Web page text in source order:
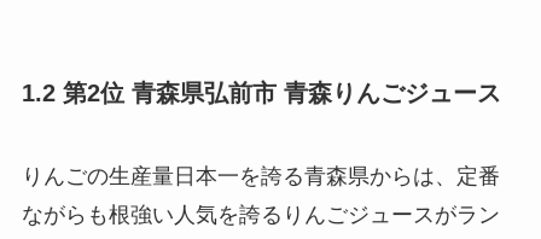
1.2 第2位 青森県弘前市 青森りんごジュース
りんごの生産量日本一を誇る青森県からは、定番
ながらも根強い人気を誇るりんごジュースがラン